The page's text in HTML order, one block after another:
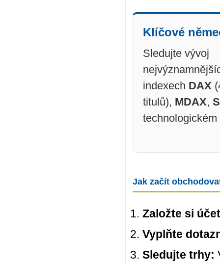
Klíčové
Sledujte vývoj
indexech DAX
titulů), MDAX,
technologickém
Jak začít
Založte si
Vyplňte
Sledujte trhy: